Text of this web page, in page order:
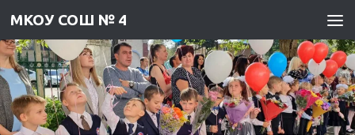
Skip to content
МКОУ СОШ № 4